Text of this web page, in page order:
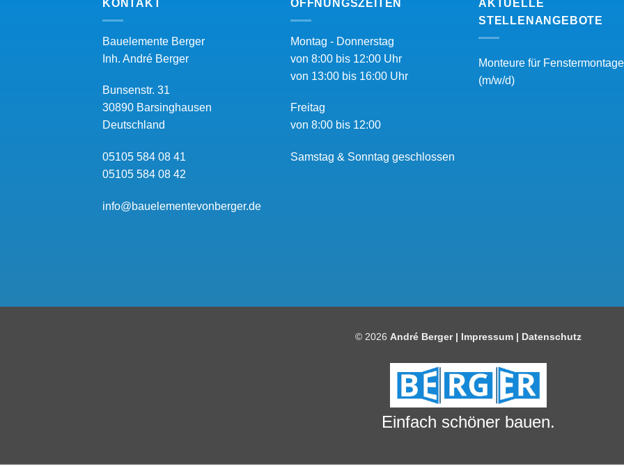
KONTAKT
Bauelemente Berger
Inh. André Berger
Bunsenstr. 31
30890 Barsinghausen
Deutschland
05105 584 08 41
05105 584 08 42
info@bauelementevonberger.de
ÖFFNUNGSZEITEN
Montag - Donnerstag
von 8:00 bis 12:00 Uhr
von 13:00 bis 16:00 Uhr
Freitag
von 8:00 bis 12:00
Samstag & Sonntag geschlossen
AKTUELLE
STELLENANGEBOTE
Monteure für Fenstermontage
(m/w/d)
© 2026 André Berger | Impressum| Datenschutz
Einfach schöner bauen.